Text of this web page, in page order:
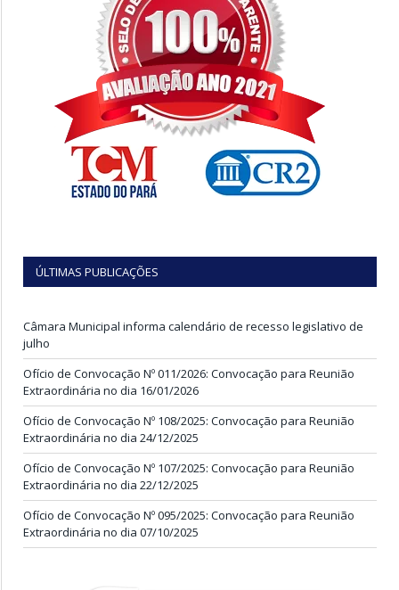
ÚLTIMAS PUBLICAÇÕES
Câmara Municipal informa calendário de recesso legislativo de
julho
Ofício de Convocação Nº 011/2026: Convocação para Reunião
Extraordinária no dia 16/01/2026
Ofício de Convocação Nº 108/2025: Convocação para Reunião
Extraordinária no dia 24/12/2025
Ofício de Convocação Nº 107/2025: Convocação para Reunião
Extraordinária no dia 22/12/2025
Ofício de Convocação Nº 095/2025: Convocação para Reunião
Extraordinária no dia 07/10/2025